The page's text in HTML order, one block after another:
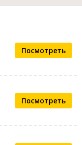
Посмотреть
Посмотреть